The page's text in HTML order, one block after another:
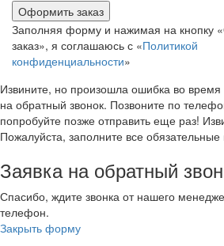
Оформить заказ
Заполняя форму и нажимая на кнопку
заказ», я соглашаюсь с «Политикой
конфиденциальности»
Извините, но произошла ошибка во время
на обратный звонок. Позвоните по
попробуйте позже отправить еще раз!
Пожалуйста, заполните все обязательные
Заявка на обратный
Спасибо, ждите звонка от нашего
телефон.
Закрыть форму